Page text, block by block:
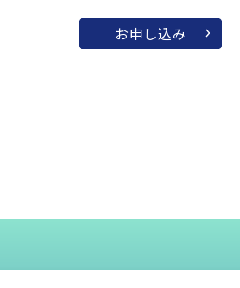
お申し込み